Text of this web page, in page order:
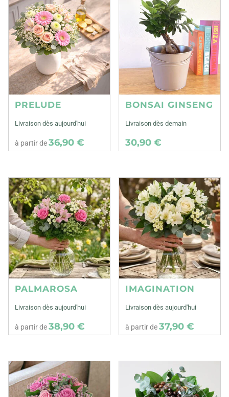
PRELUDE
Livraison dès aujourd'hui
à partir de36,90 €
BONSAI GINSENG
Livraison dès demain
30,90 €
PALMAROSA
Livraison dès aujourd'hui
à partir de38,90 €
IMAGINATION
Livraison dès aujourd'hui
à partir de37,90 €